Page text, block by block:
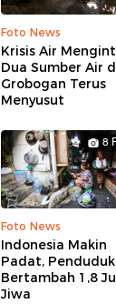
Foto News
Krisis Air
Dua Sumber Air
Grobogan Terus
Menyusut
8
Foto News
Indonesia Makin
Padat, Penduduk
Bertambah 1,8
Jiwa